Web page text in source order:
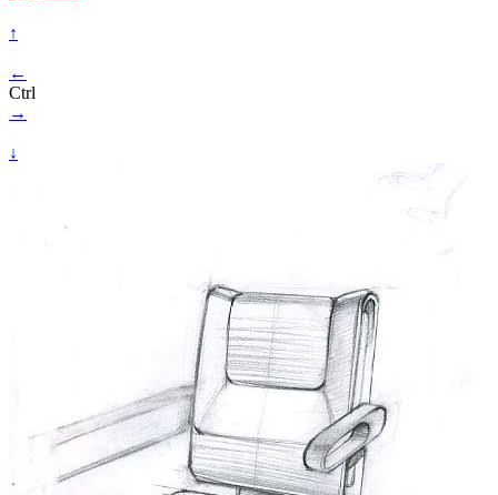
↑
←
Ctrl
→
↓